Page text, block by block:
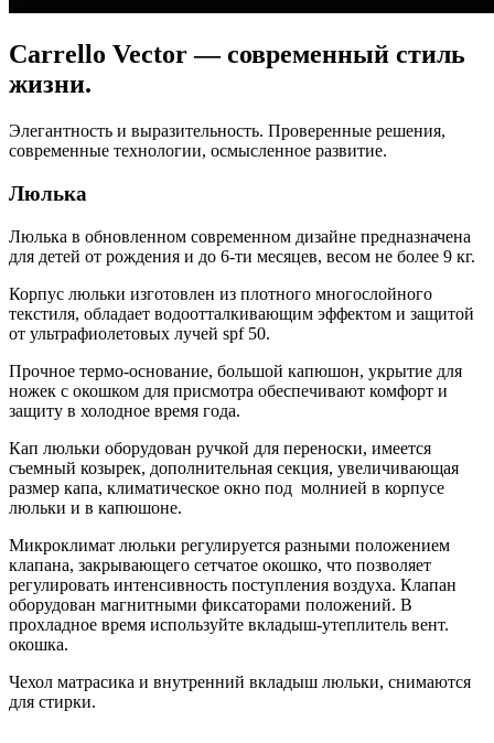
Carrello Vector — современный стиль
жизни.
Элегантность и выразительность. Проверенные решения,
современные технологии, осмысленное развитие.
Люлька
Люлька в обновленном современном дизайне предназначена
для детей от рождения и до 6-ти месяцев, весом не более 9 кг.
Корпус люльки изготовлен из плотного многослойного
текстиля, обладает водоотталкивающим эффектом и защитой
от ультрафиолетовых лучей spf 50.
Прочное термо-основание, большой капюшон, укрытие для
ножек с окошком для присмотра обеспечивают комфорт и
защиту в холодное время года.
Кап люльки оборудован ручкой для переноски, имеется
съемный козырек, дополнительная секция, увеличивающая
размер капа, климатическое окно под молнией в корпусе
люльки и в капюшоне.
Микроклимат люльки регулируется разными положением
клапана, закрывающего сетчатое окошко, что позволяет
регулировать интенсивность поступления воздуха. Клапан
оборудован магнитными фиксаторами положений. В
прохладное время используйте вкладыш-утеплитель вент.
окошка.
Чехол матрасика и внутренний вкладыш люльки, снимаются
для стирки.